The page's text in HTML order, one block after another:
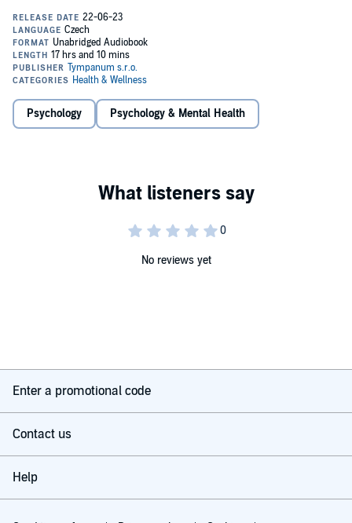
zážitků ve změněných stavech vědomí a pojetí holotropního
dýchání. Zároveň významně přispívá do debaty o místě člověka v
kosmu. Jako jedinou šanci do budoucna vnímá Grof vnitřní
transformaci lidstva a jeho pozvednutí na vyšší úroveň vědomí.
Kniha se dočkala několika vydání a byla přeložena do více než
Psychology Psychology & Mental Health
No reviews yet
Enter a promotional code
Contact us
Help